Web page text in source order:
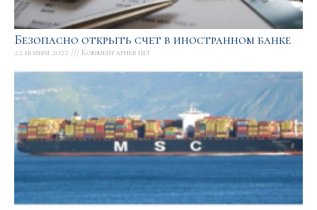
Безопасно открыть счет в иностранном банке
22 ноября 2022 Комментариев нет